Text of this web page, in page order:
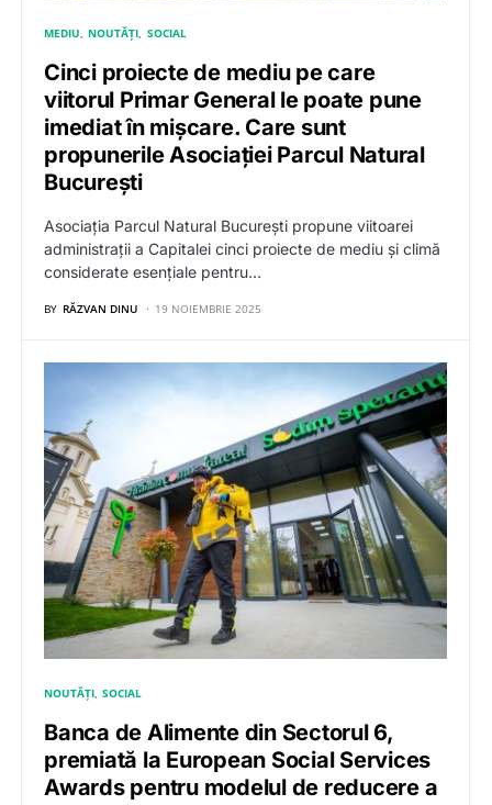
MEDIU NOUTĂȚI SOCIAL
Cinci proiecte de mediu pe care
viitorul Primar General le poate pune
imediat în mișcare. Care sunt
propunerile Asociației Parcul Natural
București
Asociația Parcul Natural București propune viitoarei
administrații a Capitalei cinci proiecte de mediu și climă
considerate esențiale pentru…
BY RĂZVAN DINU 19 NOIEMBRIE 2025
NOUTĂȚI SOCIAL
Banca de Alimente din Sectorul 6,
premiată la European Social Services
Awards pentru modelul de reducere a